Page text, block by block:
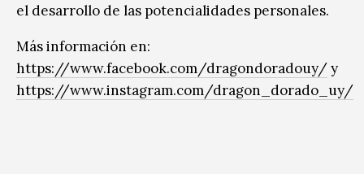
el desarrollo de las potencialidades personales.
Más información en:
https://www.facebook.com/dragondoradouy/y
https://www.instagram.com/dragon_dorado_uy/